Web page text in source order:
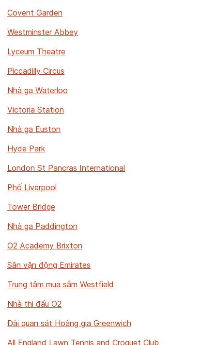
Covent Garden
Westminster Abbey
Lyceum Theatre
Piccadilly Circus
Nhà ga Waterloo
Victoria Station
Nhà ga Euston
Hyde Park
London St Pancras International
Phố Liverpool
Tower Bridge
Nhà ga Paddington
O2 Academy Brixton
Sân vận động Emirates
Trung tâm mua sắm Westfield
Nhà thi đấu O2
Đài quan sát Hoàng gia Greenwich
All England Lawn Tennis and Croquet Club